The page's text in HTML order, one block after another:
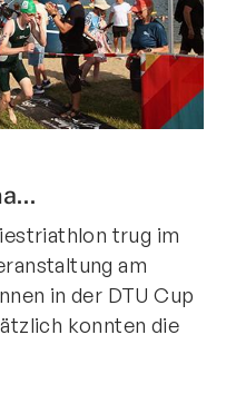
trug im
am
in der DTU Cup
konnten die